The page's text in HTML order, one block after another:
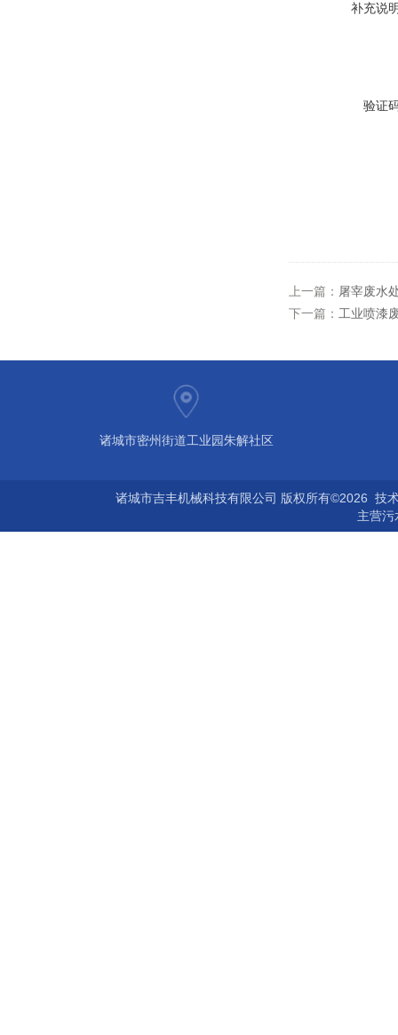
补充说
验证
上一篇： 屠宰废水
下一篇： 工业喷漆
诸城市密州街道工业园朱解社区
诸城市吉丰机械科技有限公司 版权所有©2026 技
主营污